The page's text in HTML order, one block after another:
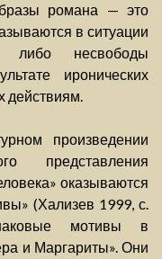
романа — это
в ситуации
либо несвободы
иронических
действиям.
произведении
представления
оказываются
(Хализев 1999, с.
мотивы в
и Маргариты». Они